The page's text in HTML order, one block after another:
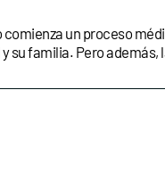
un proceso
su familia. Pero además,